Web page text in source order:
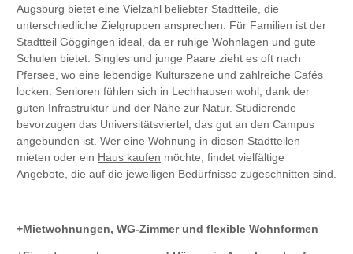
Augsburg bietet eine Vielzahl beliebter Stadtteile, die
unterschiedliche Zielgruppen ansprechen. Für Familien ist der
Stadtteil Göggingen ideal, da er ruhige Wohnlagen und gute
Schulen bietet. Singles und junge Paare zieht es oft nach
Pfersee, wo eine lebendige Kulturszene und zahlreiche Cafés
locken. Senioren fühlen sich in Lechhausen wohl, dank der
guten Infrastruktur und der Nähe zur Natur. Studierende
bevorzugen das Universitätsviertel, das gut an den Campus
angebunden ist. Wer eine Wohnung in diesen Stadtteilen
mieten oder ein Haus kaufen möchte, findet vielfältige
Angebote, die auf die jeweiligen Bedürfnisse zugeschnitten sind.
Mietwohnungen, WG-Zimmer und flexible Wohnformen